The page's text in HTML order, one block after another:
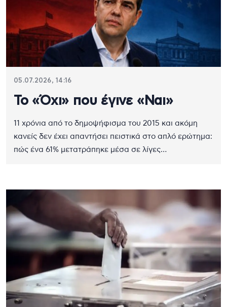
05.07.2026, 14:16
Το «Όχι» που έγινε «Ναι»
11 χρόνια από το δημοψήφισμα του 2015 και ακόμη
κανείς δεν έχει απαντήσει πειστικά στο απλό ερώτημα:
πώς ένα 61% μετατράπηκε μέσα σε λίγες…